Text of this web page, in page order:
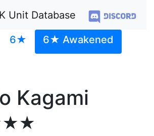
Unit Database
6★
6★ Awakened
Kagami